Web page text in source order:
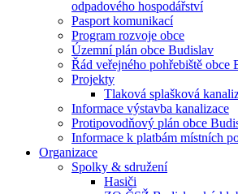
odpadového hospodářství
Pasport komunikací
Program rozvoje obce
Územní plán obce Budislav
Řád veřejného pohřebiště obce
Projekty
Tlaková splašková
Informace výstavba kanalizace
Protipovodňový plán obce
Informace k platbám místních
Organizace
Spolky & sdružení
Hasiči